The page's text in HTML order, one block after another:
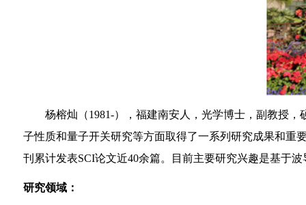
杨榕灿（1981-），福建南安人，光学博士，副教授
子性质和量子开关研究等方面取得了一系列研究成果和重
刊累计发表SCI论文近40余篇。目前主要研究兴趣是基于
研究领域：